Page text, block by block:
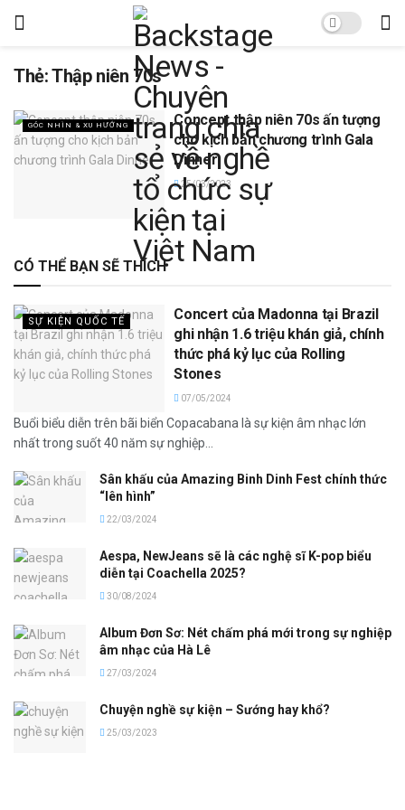
Thẻ:Thập niên 70s
GÓC NHÌN & XU HƯỚNG
Concept thập niên 70s ấn tượng
cho kịch bản chương trình Gala
Dinner
25/03/2023
CÓ THỂ BẠN SẼ THÍCH
SỰ KIỆN QUỐC TẾ
Concert của Madonna tại Brazil
ghi nhận 1.6 triệu khán giả, chính
thức phá kỷ lục của Rolling
Stones
07/05/2024
Buổi biểu diễn trên bãi biển Copacabana là sự kiện âm nhạc lớn
nhất trong suốt 40 năm sự nghiệp...
Sân khấu của Amazing Binh Dinh Fest chính thức
“lên hình”
22/03/2024
Aespa, NewJeans sẽ là các nghệ sĩ K-pop biểu
diễn tại Coachella 2025?
30/08/2024
Album Đơn Sơ: Nét chấm phá mới trong sự nghiệp
âm nhạc của Hà Lê
27/03/2024
Chuyện nghề sự kiện – Sướng hay khổ?
25/03/2023